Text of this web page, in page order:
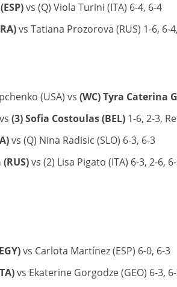
vs (Q) Viola Turini (ITA) 6-4, 6-4
vs Tatiana Prozorova (RUS) 1-6, 6-
(USA) vs (WC) Tyra Caterina
(3) Sofia Costoulas (BEL)1-6, 2-3,
vs (Q) Nina Radisic (SLO) 6-3, 6-3
vs (2) Lisa Pigato (ITA) 6-3, 2-6,
vs Carlota Martínez (ESP) 6-0, 6-3
vs Ekaterine Gorgodze (GEO) 6-3,